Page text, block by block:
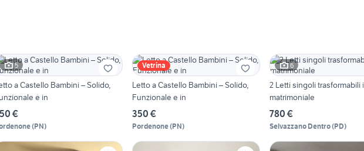
5
a Castello Bambini – Solido,
e in
€
(PN)
Vetrina
Letto a Castello Bambini – Solido,
Funzionale e in
350 €
Pordenone(PN)
6
2 Letti singoli trasformabili
matrimoniale
780 €
Selvazzano Dentro(PD)